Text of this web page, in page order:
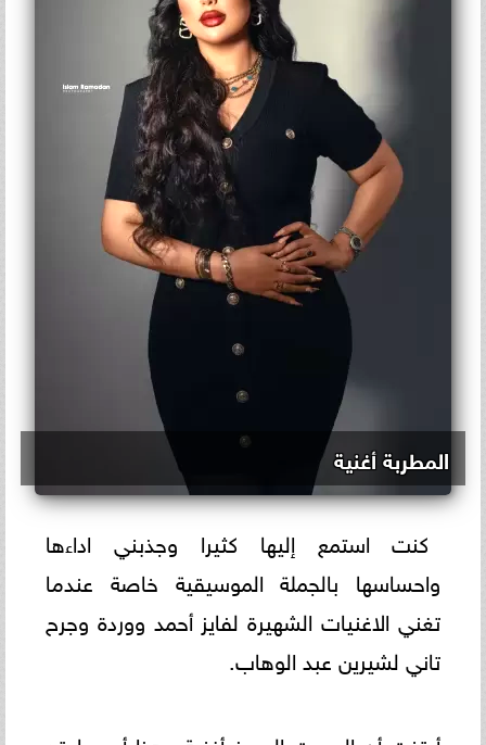
المطربة أغنية
كنت استمع إليها كثيرا وجذبني اداءها
واحساسها بالجملة الموسيقية خاصة عندما
تغني الاغنيات الشهيرة لفايز أحمد ووردة وجرح
تاني لشيرين عبد الوهاب.